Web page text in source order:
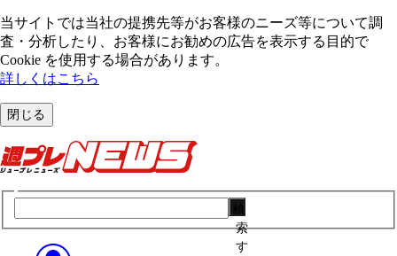
当サイトでは当社の提携先等がお客様のニーズ等について調
査・分析したり、お客様にお勧めの広告を表⽰する⽬的で
Cookie を使⽤する場合があります。
詳しくはこちら
閉じる
索
す